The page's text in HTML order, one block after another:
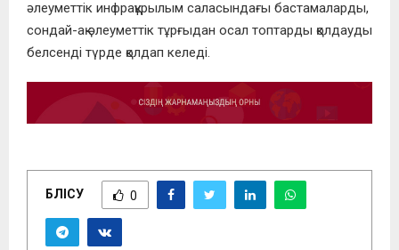
әлеуметтік инфрақұрылым саласындағы бастамаларды,
сондай-ақ әлеуметтік тұрғыдан осал топтарды қолдауды
белсенді түрде қолдап келеді.
БӨЛІСУ 0